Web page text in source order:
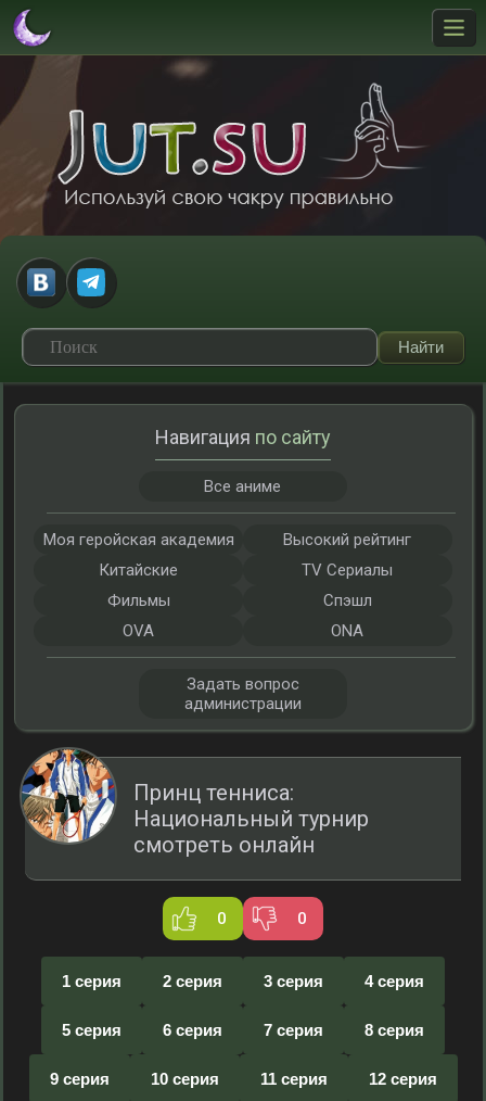
Принц тенниса:
Национальный турнир
смотреть онлайн
0 0
1 серия 2 серия 3 серия 4 серия
5 серия 6 серия 7 серия 8 серия
9 серия 10 серия 11 серия 12 серия
Навигация по сайту
Все аниме
Моя геройская академия
Высокий рейтинг
Китайские
TV Сериалы
Фильмы
Спэшл
OVA
ONA
Задать вопрос
администрации